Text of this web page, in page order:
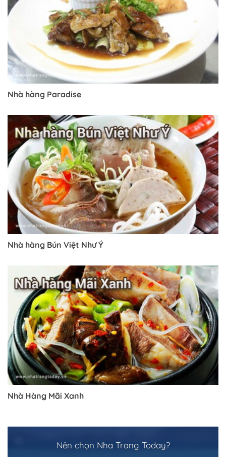
Trở về trang trước đó
Nhà hàng Paradise
Nhà hàng Bún Việt Như Ý
Nhà Hàng Mãi Xanh
Nên chọn Nha Trang Today?